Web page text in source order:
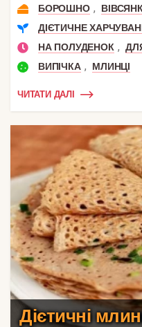
БОРОШНО ,
ДІЄТИЧНЕ
НА ПОЛУДЕНОК ,
ВИПІЧКА , МЛИНЦІ
ЧИТАТИ ДАЛІ
Дієтичні